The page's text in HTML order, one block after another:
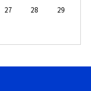
27 28
29